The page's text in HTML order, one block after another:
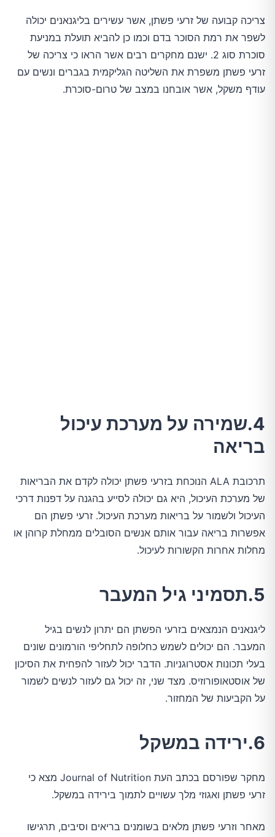
צריכה קבועה של זרעי פשתן, אשר עשירים בליגנאנים יכולה
לשפר את רמת הסוכר בדם וכמו כן להביא תועלת במניעת
סוכרת סוג 2. ישנם מחקרים רבים אשר הראו כי צריכה של
זרעי פשתן משפרת את השליטה הגליקמית בגברים ונשים עם
עודף משקל, אשר אובחנו במצב של טרום-סוכרת.
4.שמירה על מערכת עיכול
בריאה
תרכובת ALA הנוכחת בזרעי פשתן יכולה לקדם את הבריאות
של מערכת העיכול, היא גם יכולה לסייע בהגנה על דפנות דרכי
העיכול ולשמור על בריאות מערכת העיכול. זרעי פשתן הם
אפשרות בריאה עבור אותם אנשים הסובלים ממחלת קרוהן או
מחלות אחרות הקשורות לעיכול.
5.תסמיני גיל המעבר
ליגנאנים הנמצאים בזרעי הפשתן הם יתרון לנשים בגיל
המעבר. הם יכולים לשמש כחלופה לתחליפי הורמונים שונים
בעלי תכונות אסטרוגניות. הדבר יכול לעזור להפחית את הסיכון
של אוסטאופורוזיס. מצד שני, זה יכול גם לעזור לנשים לשמור
על הקביעות של המחזור.
6.ירידה במשקל
מחקר שפורסם בכתב העת Journal of Nutrition מצא כי
זרעי פשתן ואגוזי מלך עשויים לתמוך בירידה במשקל.
מאחר וזרעי פשתן מלאים בשומנים בריאים וסיבים, תרגישו